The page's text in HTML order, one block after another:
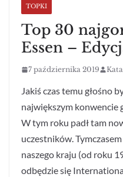
TOPKI
Top 30
Essen –
7 października 2019
Jakiś czas temu głośno
największym konwencie
W tym roku padł tam
uczestników.
naszego kraju (od roku
odbędzie się